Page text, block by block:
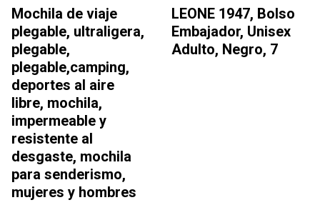
Mochila de viaje
plegable, ultraligera,
plegable,
plegable,camping,
deportes al aire
libre, mochila,
impermeable y
resistente al
desgaste, mochila
para senderismo,
mujeres y hombres
LEONE 1947, Bolso
Embajador, Unisex
Adulto, Negro, 7